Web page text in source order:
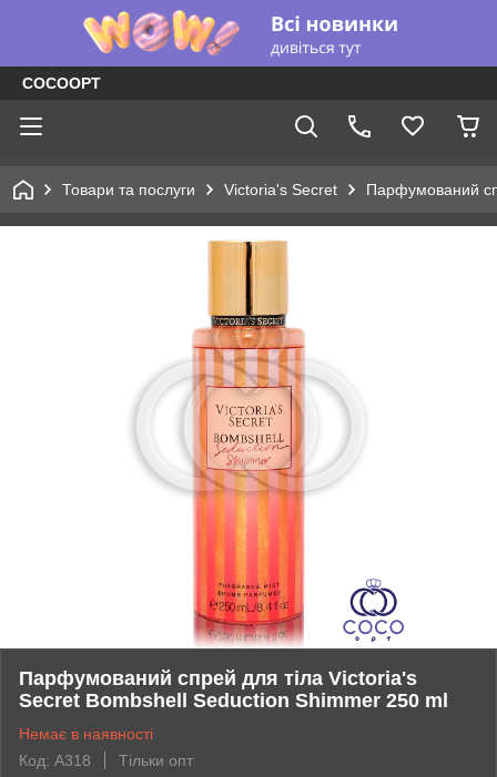
COCOOPT
Товари та послуги Victoria's Secret Парфумований
Парфумований спрей для тіла Victoria's
Secret Bombshell Seduction Shimmer 250 ml
Немає в наявності
Код: A318
Тільки опт